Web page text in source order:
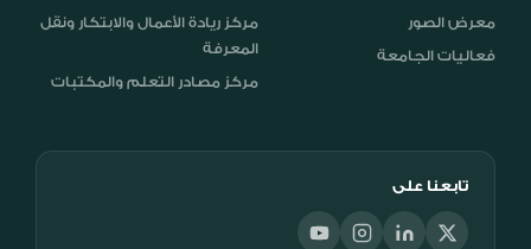
معرض الصور
فعاليات الجامعة
مركز ريادة الأعمال والابتكار ونقل
المعرفة
مركز مصادر التعلم والمكتبات
تابعنا على